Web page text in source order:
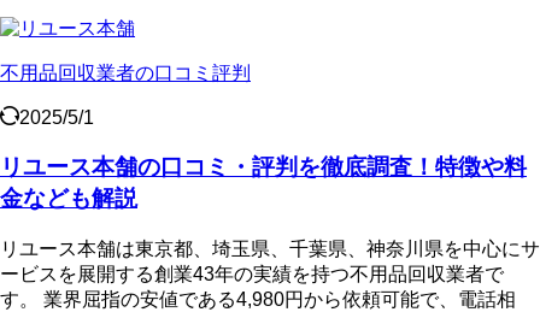
不用品回収業者の口コミ評判
2025/5/1
リユース本舗の口コミ・評判を徹底調査！特徴や料
金なども解説
リユース本舗は東京都、埼玉県、千葉県、神奈川県を中心にサ
ービスを展開する創業43年の実績を持つ不用品回収業者で
す。 業界屈指の安値である4,980円から依頼可能で、電話相